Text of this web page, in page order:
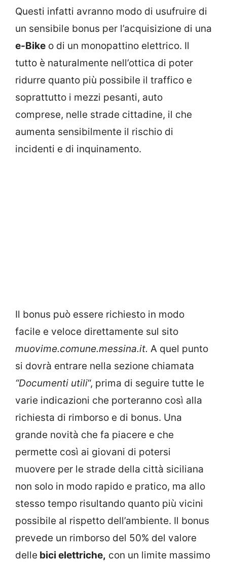
Questi infatti avranno modo di usufruire di
un sensibile bonus per l’acquisizione di una
e-Bike o di un monopattino elettrico. Il
tutto è naturalmente nell’ottica di poter
ridurre quanto più possibile il traffico e
soprattutto i mezzi pesanti, auto
comprese, nelle strade cittadine, il che
aumenta sensibilmente il rischio di
incidenti e di inquinamento.
Il bonus può essere richiesto in modo
facile e veloce direttamente sul sito
muovime.comune.messina.it. A quel punto
si dovrà entrare nella sezione chiamata
“Documenti utili“, prima di seguire tutte le
varie indicazioni che porteranno così alla
richiesta di rimborso e di bonus. Una
grande novità che fa piacere e che
permette così ai giovani di potersi
muovere per le strade della città siciliana
non solo in modo rapido e pratico, ma allo
stesso tempo risultando quanto più vicini
possibile al rispetto dell’ambiente. Il bonus
prevede un rimborso del 50% del valore
delle bici elettriche, con un limite massimo